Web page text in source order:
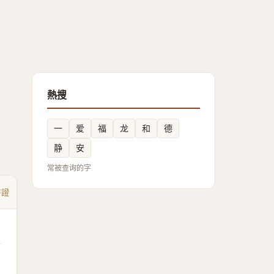
熱搜
一 爱 福 龙 和
德
静
安
常被查询的字